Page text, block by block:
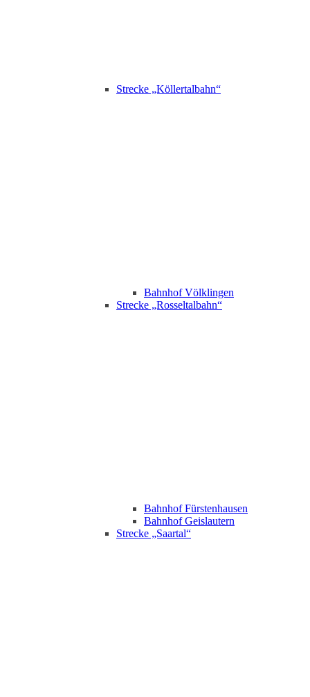
Strecke „Köllertalbahn“
Bahnhof Völklingen
Strecke „Rosseltalbahn“
Bahnhof Fürstenhausen
Bahnhof Geislautern
Strecke „Saartal“